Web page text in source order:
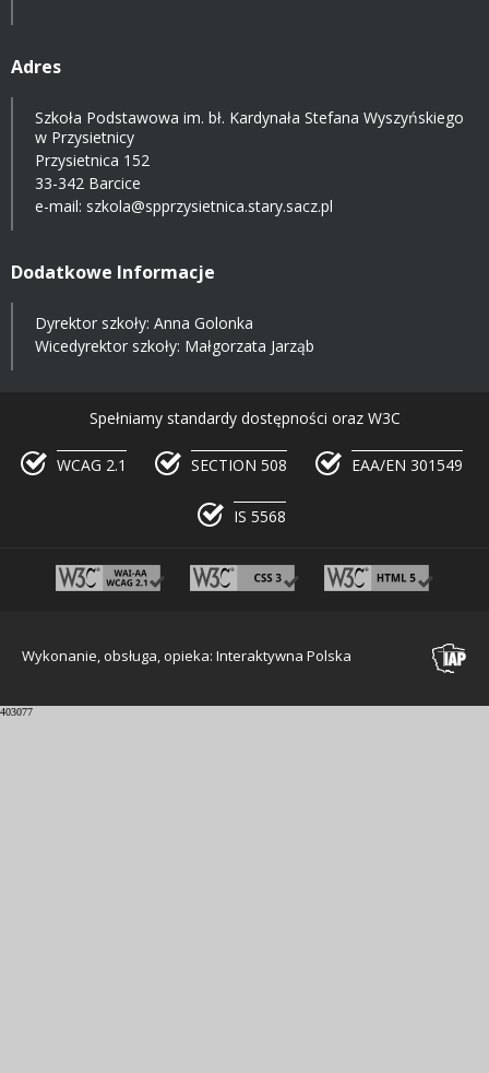
Adres
Szkoła Podstawowa im. bł. Kardynała Stefana Wyszyńskiego
w Przysietnicy
Przysietnica 152
33-342 Barcice
e-mail: szkola@spprzysietnica.stary.sacz.pl
Dodatkowe Informacje
Dyrektor szkoły: Anna Golonka
Wicedyrektor szkoły: Małgorzata Jarząb
Spełniamy standardy dostępności oraz W3C
WCAG 2.1 SECTION 508 EAA/EN 301549
IS 5568
Wykonanie, obsługa, opieka: Interaktywna Polska
403077